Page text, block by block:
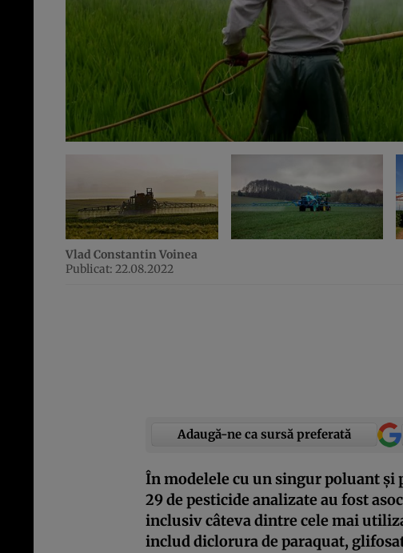
Vlad Constantin Voinea
Publicat: 22.08.2022
Adaugă-ne ca sursă preferată
În modelele cu un singur poluant și
29 de pesticide analizate au fost
inclusiv câteva dintre cele mai
includ diclorura de paraquat,